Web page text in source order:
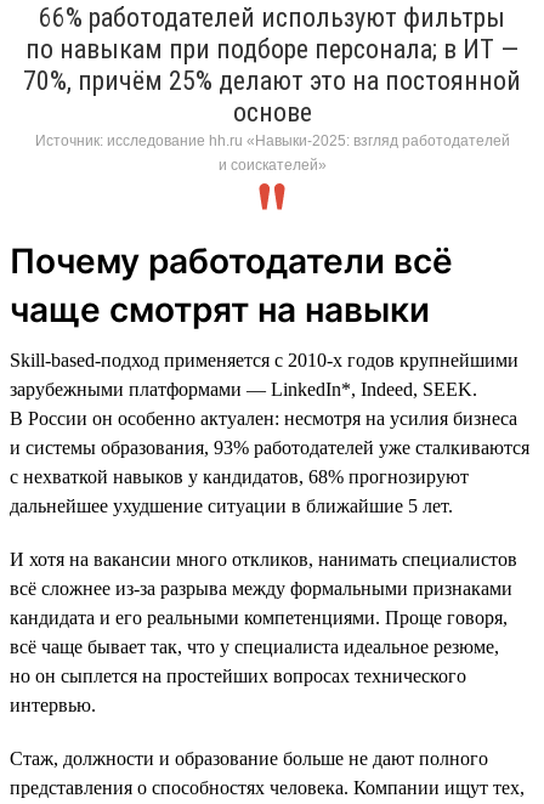
66% работодателей используют фильтры
по навыкам при подборе персонала; в ИТ —
70%, причём 25% делают это на постоянной
основе
Источник: исследование hh.ru «Навыки-2025: взгляд работодателей
и соискателей»
Почему работодатели всё
чаще смотрят на навыки
Skill-based-подход применяется с 2010-х годов крупнейшими
зарубежными платформами — LinkedIn*, Indeed, SEEK.
В России он особенно актуален: несмотря на усилия бизнеса
и системы образования, 93% работодателей уже сталкиваются
с нехваткой навыков у кандидатов, 68% прогнозируют
дальнейшее ухудшение ситуации в ближайшие 5 лет.
И хотя на вакансии много откликов, нанимать специалистов
всё сложнее из-за разрыва между формальными признаками
кандидата и его реальными компетенциями. Проще говоря,
всё чаще бывает так, что у специалиста идеальное резюме,
но он сыплется на простейших вопросах технического
интервью.
Стаж, должности и образование больше не дают полного
представления о способностях человека. Компании ищут тех,